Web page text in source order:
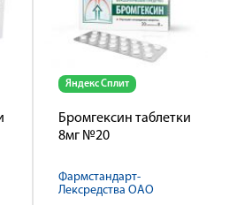
Яндекс Сплит
Бромгексин таблетки
8мг №20
Фармстандарт-
Лексредства ОАО